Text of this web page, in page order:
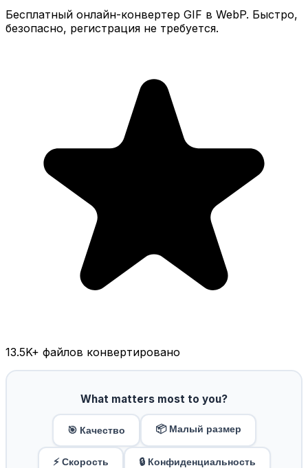
Бесплатный онлайн-конвертер GIF в WebP. Быстро,
безопасно, регистрация не требуется.
13.5K+ файлов конвертировано
What matters most to you?
🎯 Качество 📦 Малый размер
⚡ Скорость 🔒 Конфиденциальность